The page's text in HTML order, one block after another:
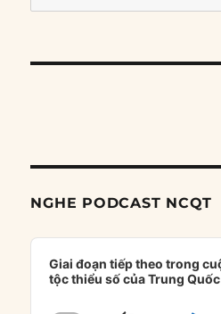
for:
NGHE PODCAST NCQT
Audio
Player
Giai đoạn tiếp theo trong
tộc thiểu số của Trung Quốc